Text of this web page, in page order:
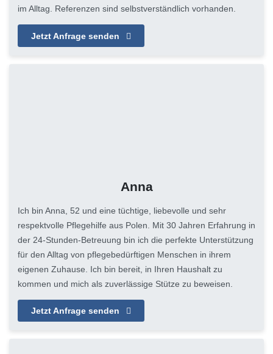
im Alltag. Referenzen sind selbstverständlich vorhanden.
Jetzt Anfrage senden
Anna
Ich bin Anna, 52 und eine tüchtige, liebevolle und sehr
respektvolle Pflegehilfe aus Polen. Mit 30 Jahren Erfahrung in
der 24-Stunden-Betreuung bin ich die perfekte Unterstützung
für den Alltag von pflegebedürftigen Menschen in ihrem
eigenen Zuhause. Ich bin bereit, in Ihren Haushalt zu
kommen und mich als zuverlässige Stütze zu beweisen.
Jetzt Anfrage senden